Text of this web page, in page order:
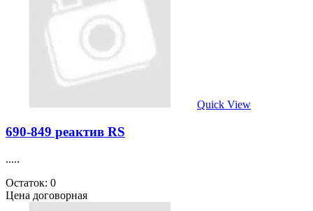
Quick View
690-849 реактив RS
.....
Остаток: 0
Цена договорная